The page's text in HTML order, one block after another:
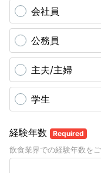
会社員
公務員
主夫/主婦
学生
経験年数 Required
飲食業界での経験年数を